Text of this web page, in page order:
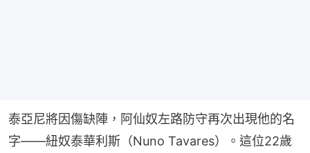
泰亞尼將因傷缺陣，阿仙奴左路防守再次出現他的名
字——紐奴泰華利斯（Nuno Tavares）。這位22歲